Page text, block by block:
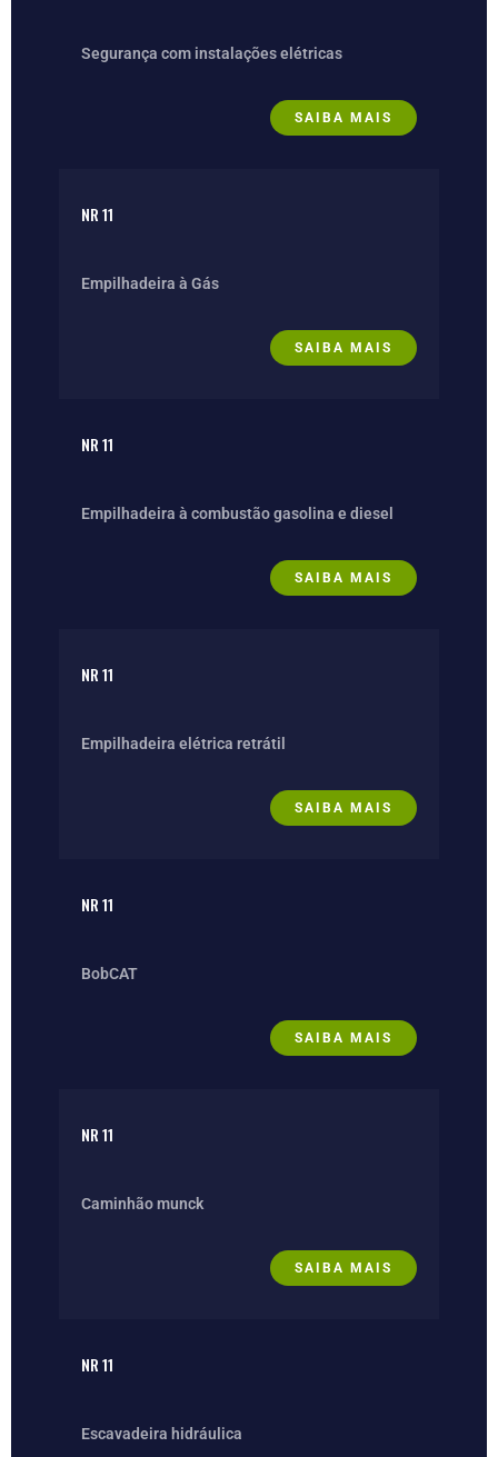
Segurança com instalações elétricas
SAIBA MAIS
NR 11
Empilhadeira à Gás
SAIBA MAIS
NR 11
Empilhadeira à combustão gasolina e diesel
SAIBA MAIS
NR 11
Empilhadeira elétrica retrátil
SAIBA MAIS
NR 11
BobCAT
SAIBA MAIS
NR 11
Caminhão munck
SAIBA MAIS
NR 11
Escavadeira hidráulica